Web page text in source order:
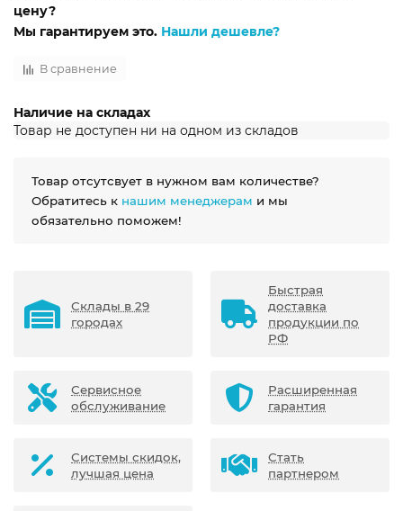
цену?
Мы гарантируем это. Нашли дешевле?
В сравнение
Наличие на складах
Товар не доступен ни на одном из складов
Товар отсутсвует в нужном вам количестве?
Обратитесь к нашим менеджерам и мы
обязательно поможем!
Склады в 29
городах
Быстрая
доставка
продукции по
РФ
Сервисное
обслуживание
Расширенная
гарантия
Системы скидок,
лучшая цена
Стать
партнером